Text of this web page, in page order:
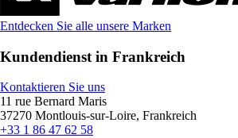
Entdecken Sie alle unsere Marken
Kundendienst in Frankreich
Kontaktieren Sie uns
11 rue Bernard Maris
37270 Montlouis-sur-Loire, Frankreich
+33 1 86 47 62 58